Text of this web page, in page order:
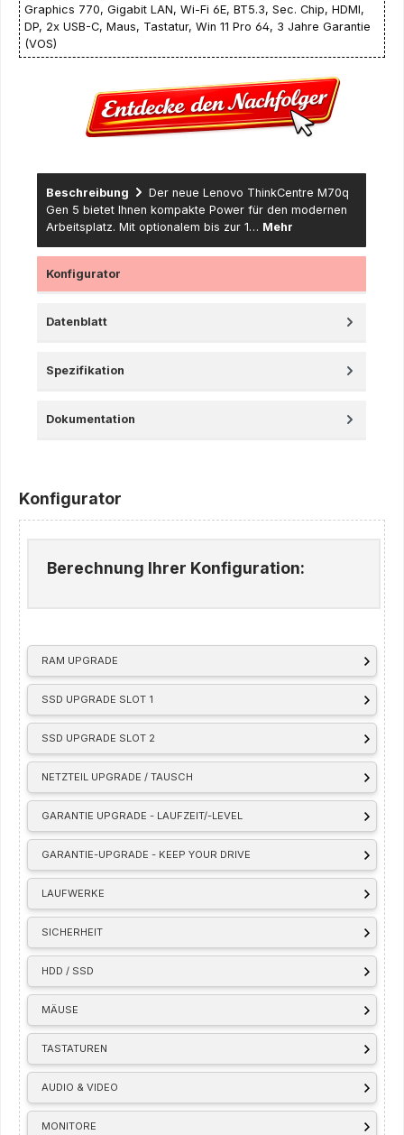
Graphics 770, Gigabit LAN, Wi-Fi 6E, BT5.3, Sec. Chip, HDMI,
DP, 2x USB-C, Maus, Tastatur, Win 11 Pro 64, 3 Jahre Garantie
(VOS)
Beschreibung
Der neue Lenovo ThinkCentre M70q
Gen 5 bietet Ihnen kompakte Power für den modernen
Arbeitsplatz. Mit optionalem bis zur 1… Mehr
Konfigurator
Datenblatt
Spezifikation
Dokumentation
Konfigurator
RAM UPGRADE
SSD UPGRADE SLOT 1
SSD UPGRADE SLOT 2
NETZTEIL UPGRADE / TAUSCH
GARANTIE UPGRADE - LAUFZEIT/-LEVEL
GARANTIE-UPGRADE - KEEP YOUR DRIVE
LAUFWERKE
SICHERHEIT
HDD / SSD
MÄUSE
TASTATUREN
AUDIO & VIDEO
MONITORE
Berechnung Ihrer Konfiguration: